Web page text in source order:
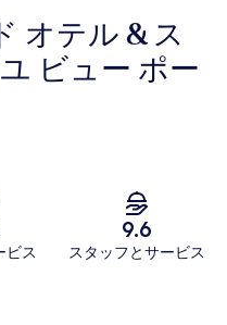
オテル & ス
ビュー ポー
ビス
9.6
スタッフとサービス